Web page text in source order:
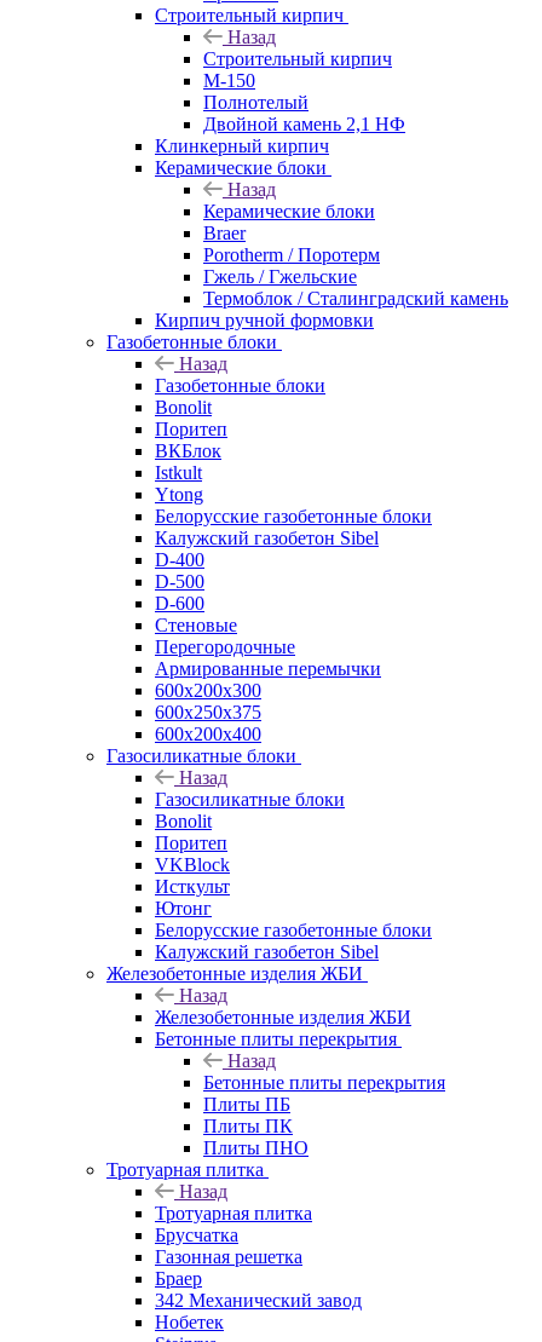
Строительный кирпич
Назад
Строительный кирпич
М-150
Полнотелый
Двойной камень 2,1 НФ
Клинкерный кирпич
Керамические блоки
Назад
Керамические блоки
Braer
Porotherm / Поротерм
Гжель / Гжельские
Термоблок / Сталинградский камень
Кирпич ручной формовки
Газобетонные блоки
Назад
Газобетонные блоки
Bonolit
Поритеп
ВКБлок
Istkult
Ytong
Белорусские газобетонные блоки
Калужский газобетон Sibel
D-400
D-500
D-600
Стеновые
Перегородочные
Армированные перемычки
600х200х300
600х250х375
600х200х400
Газосиликатные блоки
Назад
Газосиликатные блоки
Bonolit
Поритеп
VKBlock
Исткульт
Ютонг
Белорусские газобетонные блоки
Калужский газобетон Sibel
Железобетонные изделия ЖБИ
Назад
Железобетонные изделия ЖБИ
Бетонные плиты перекрытия
Назад
Бетонные плиты перекрытия
Плиты ПБ
Плиты ПК
Плиты ПНО
Тротуарная плитка
Назад
Тротуарная плитка
Брусчатка
Газонная решетка
Браер
342 Механический завод
Нобетек